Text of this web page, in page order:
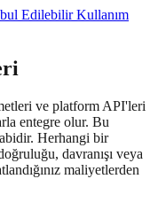
Edilebilir Kullanım
ve platform API'leri
entegre olur. Bu
Herhangi bir
davranışı veya
maliyetlerden